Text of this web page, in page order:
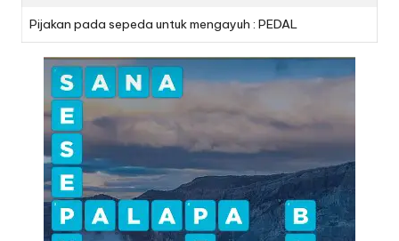
Pijakan pada sepeda untuk mengayuh : PEDAL